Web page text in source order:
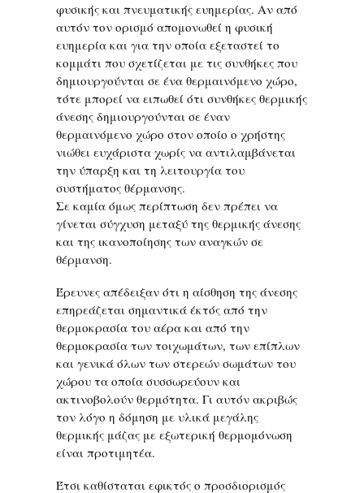
φυσικής και πνευματικής ευημερίας. Αν από
αυτόν τον ορισμό απομονωθεί η φυσική
ευημερία και για την οποία εξεταστεί το
κομμάτι που σχετίζεται με τις συνθήκες που
δημιουργούνται σε ένα θερμαινόμενο χώρο,
τότε μπορεί να ειπωθεί ότι συνθήκες θερμικής
άνεσης δημιουργούνται σε έναν
θερμαινόμενο χώρο στον οποίο ο χρήστης
νιώθει ευχάριστα χωρίς να αντιλαμβάνεται
την ύπαρξη και τη λειτουργία του
συστήματος θέρμανσης.
Σε καμία όμως περίπτωση δεν πρέπει να
γίνεται σύγχυση μεταξύ της θερμικής άνεσης
και της ικανοποίησης των αναγκών σε
θέρμανση.
Έρευνες απέδειξαν ότι η αίσθηση της άνεσης
επηρεάζεται σημαντικά έκτός από την
θερμοκρασία του αέρα και από την
θερμοκρασία των τοιχωμάτων, των επίπλων
και γενικά όλων των στερεών σωμάτων του
χώρου τα οποία συσσωρεύουν και
ακτινοβολούν θερμότητα. Γι αυτόν ακριβώς
τον λόγο η δόμηση με υλικά μεγάλης
θερμικής μάζας με εξωτερική θερμομόνωση
είναι προτιμητέα.
Έτσι καθίσταται εφικτός ο προσδιορισμός